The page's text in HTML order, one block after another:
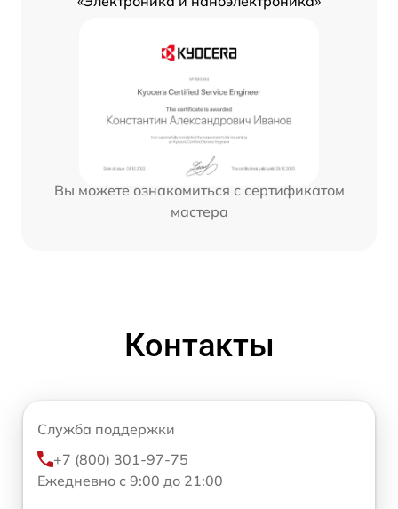
Вы можете ознакомиться с сертификатом
мастера
Контакты
Служба поддержки
+7 (800) 301-97-75
Ежедневно с 9:00 до 21:00